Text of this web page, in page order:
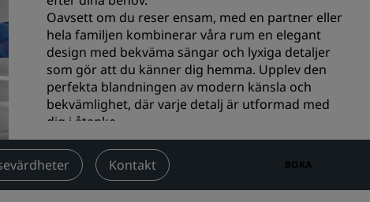
Familjevänliga hotell
Rad Pets
Bröllopslokaler
Hållbara vistelser
Vistelse för idrottslag
Affärsresenär
Hotell i centrum
Besök vår blogg
Oavsett om du reser ensam, med en partner eller
hela familjen kombinerar våra rum en elegant
design med bekväma sängar och lyxiga detaljer
som gör att du känner dig hemma. Upplev den
perfekta blandningen av modern känsla och
bekvämlighet, där varje detalj är utformad med
dig i åtanke.
På Prize by Radisson är rummet inte bara en plats
att sova på - det är en hel upplevelse!
Incheckning 3:00pm Utcheckning 12:00pm
Kontakt BOKA